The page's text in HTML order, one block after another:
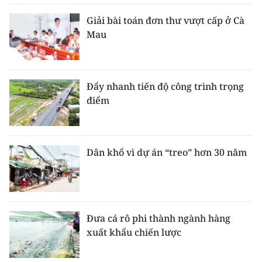
Giải bài toán đơn thư vượt cấp ở Cà
Mau
Đẩy nhanh tiến độ công trình trọng
điểm
Dân khổ vì dự án “treo” hơn 30 năm
Đưa cá rô phi thành ngành hàng
xuất khẩu chiến lược